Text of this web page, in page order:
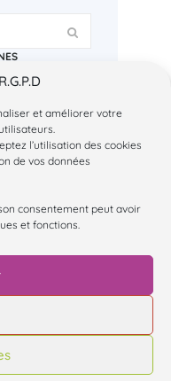
et améliorer votre
l’utilisation des cookies
de vos données
consentement peut avoir
et fonctions.
vignes.org